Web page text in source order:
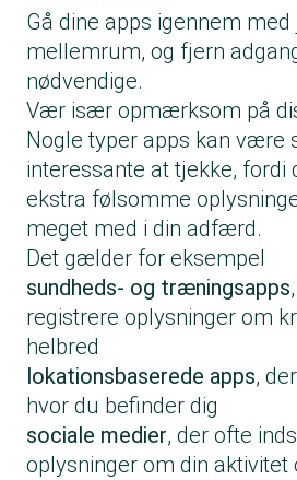
Gå dine apps igennem
mellemrum, og fjern
nødvendige.
Vær især opmærksom på
Nogle typer apps kan være
interessante at tjekke, fordi
ekstra følsomme
meget med i din adfærd.
Det gælder for eksempel
sundheds- og træningsapps
registrere oplysninger om
helbred
lokationsbaserede apps,
hvor du befinder dig
sociale medier, der ofte
oplysninger om din aktivitet